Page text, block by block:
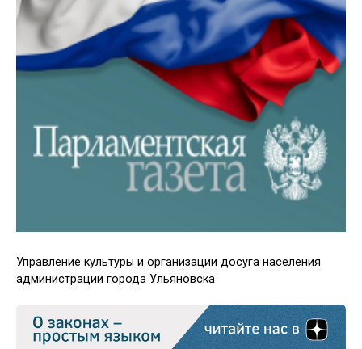
Управление культуры и организации досуга населения
администрации города Ульяновска